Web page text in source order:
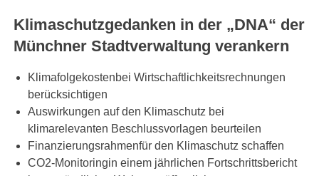
Klimaschutzgedanken in der „DNA“ der
Münchner Stadtverwaltung verankern
Klimafolgekostenbei Wirtschaftlichkeitsrechnungen
berücksichtigen
Auswirkungen auf den Klimaschutz bei
klimarelevanten Beschlussvorlagen beurteilen
Finanzierungsrahmenfür den Klimaschutz schaffen
CO2-Monitoringin einem jährlichen Fortschrittsbericht